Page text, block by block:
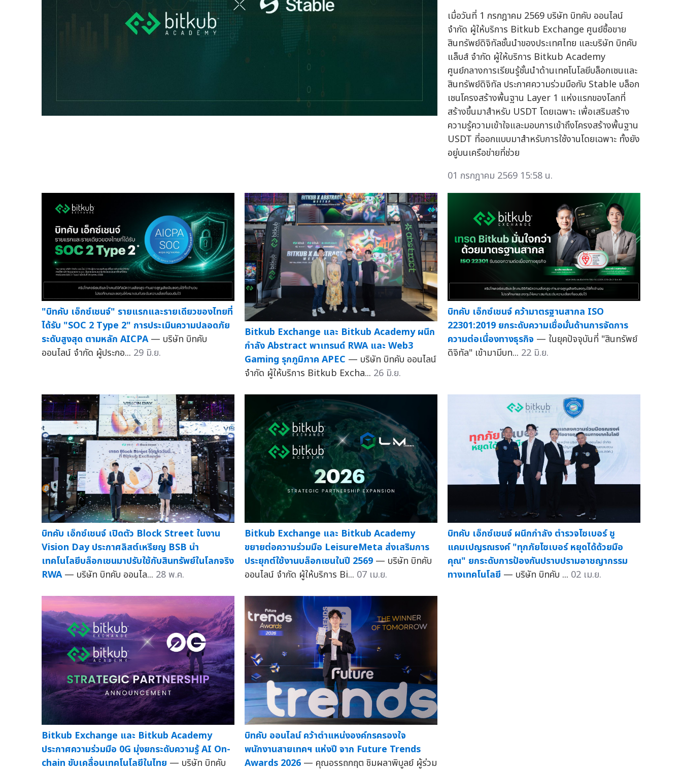
เมื่อวันที่ 1 กรกฎาคม 2569 บริษัท บิทคับ ออนไลน์
จำกัด ผู้ให้บริการ Bitkub Exchange ศูนย์ซื้อขาย
สินทรัพย์ดิจิทัลชั้นนำของประเทศไทย และบริษัท บิทคับ
แล็บส์ จำกัด ผู้ให้บริการ Bitkub Academy
ศูนย์กลางการเรียนรู้ชั้นนำด้านเทคโนโลยีบล็อกเชนและ
สินทรัพย์ดิจิทัล ประกาศความร่วมมือกับ Stable บล็อก
เชนโครงสร้างพื้นฐาน Layer 1 แห่งแรกของโลกที่
สร้างขึ้นมาสำหรับ USDT โดยเฉพาะ เพื่อเสริมสร้าง
ความรู้ความเข้าใจและมอบการเข้าถึงโครงสร้างพื้นฐาน
USDT ที่ออกแบบมาสำหรับการใช้งานโดยเฉพาะ ทั้งยัง
อยู่บนเครือข่ายที่ช่วย
01 กรกฎาคม 2569 15:58 น.
"บิทคับ เอ็กซ์เชนจ์" รายแรกและรายเดียวของไทยที่
ได้รับ "SOC 2 Type 2" การประเมินความปลอดภัย
ระดับสูงสุด ตามหลัก AICPA — บริษัท บิทคับ
ออนไลน์ จำกัด ผู้ประกอ... 29 มิ.ย.
Bitkub Exchange และ Bitkub Academy ผนึก
กำลัง Abstract พาเทรนด์ RWA และ Web3
Gaming รุกภูมิภาค APEC — บริษัท บิทคับ ออนไลน์
จำกัด ผู้ให้บริการ Bitkub Excha... 26 มิ.ย.
บิทคับ เอ็กซ์เชนจ์ คว้ามาตรฐานสากล ISO
22301:2019 ยกระดับความเชื่อมั่นด้านการจัดการ
ความต่อเนื่องทางธุรกิจ — ในยุคปัจจุบันที่ "สินทรัพย์
ดิจิทัล" เข้ามามีบท... 22 มิ.ย.
บิทคับ เอ็กซ์เชนจ์ เปิดตัว Block Street ในงาน
Vision Day ประกาศลิสต์เหรียญ BSB นำ
เทคโนโลยีบล็อกเชนมาปรับใช้กับสินทรัพย์ในโลกจริง
RWA — บริษัท บิทคับ ออนไล... 28 พ.ค.
Bitkub Exchange และ Bitkub Academy
ขยายต่อความร่วมมือ LeisureMeta ส่งเสริมการ
ประยุกต์ใช้งานบล็อกเชนในปี 2569 — บริษัท บิทคับ
ออนไลน์ จำกัด ผู้ให้บริการ Bi... 07 เม.ย.
บิทคับ เอ็กซ์เชนจ์ ผนึกกำลัง ตำรวจไซเบอร์ ชู
แคมเปญรณรงค์ "ทุกภัยไซเบอร์ หยุดได้ด้วยมือ
คุณ" ยกระดับการป้องกันปราบปรามอาชญากรรม
ทางเทคโนโลยี — บริษัท บิทคับ ... 02 เม.ย.
Bitkub Exchange และ Bitkub Academy
ประกาศความร่วมมือ 0G มุ่งยกระดับความรู้ AI On-
chain ขับเคลื่อนเทคโนโลยีในไทย — บริษัท บิทคับ
บิทคับ ออนไลน์ คว้าตำแหน่งองค์กรครองใจ
พนักงานสายเทคฯ แห่งปี จาก Future Trends
Awards 2026 — คุณอรรถกฤต ชิมผลาพิบูลย์ ผู้ร่วม